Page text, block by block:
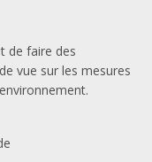
de faire des
vue sur les mesures